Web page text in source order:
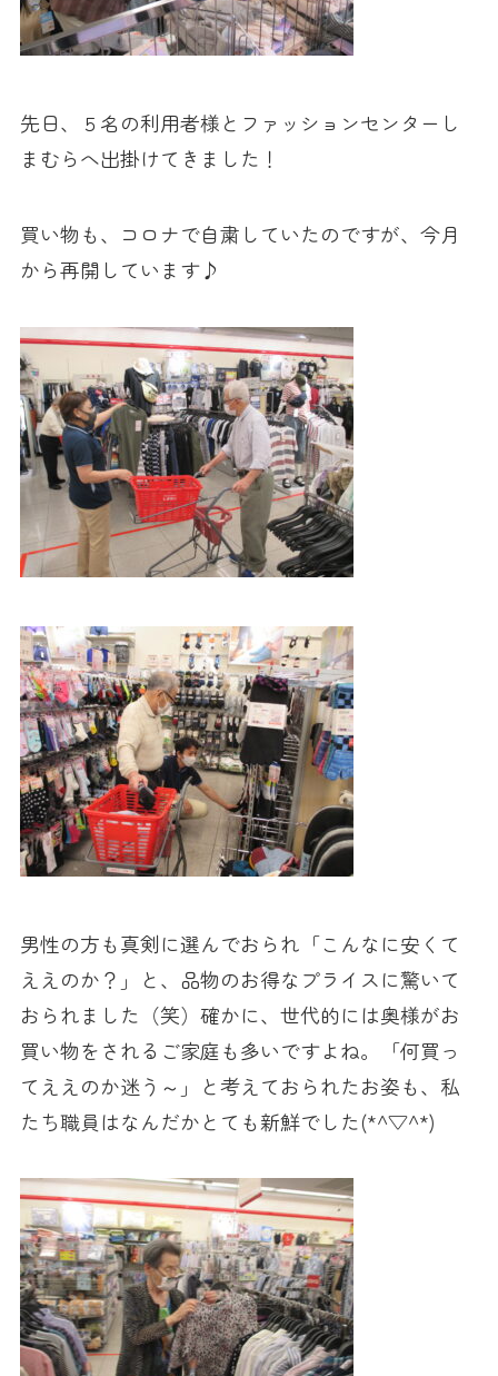
先日、５名の利用者様とファッションセンターし
まむらへ出掛けてきました！
買い物も、コロナで自粛していたのですが、今月
から再開しています♪
男性の方も真剣に選んでおられ「こんなに安くて
ええのか？」と、品物のお得なプライスに驚いて
おられました（笑）確かに、世代的には奥様がお
買い物をされるご家庭も多いですよね。「何買っ
てええのか迷う～」と考えておられたお姿も、私
たち職員はなんだかとても新鮮でした(*^▽^*)